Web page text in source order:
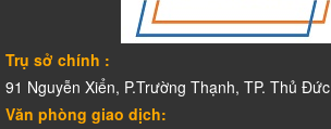
Trụ sở chính :
91 Nguyễn Xiển, P.Trường Thạnh, TP. Thủ Đức
Văn phòng giao dịch: